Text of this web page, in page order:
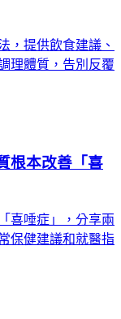
，提供飲食建議、
理體質，告別反覆
根本改善「喜
喜唾症」，分享兩
保健建議和就醫指